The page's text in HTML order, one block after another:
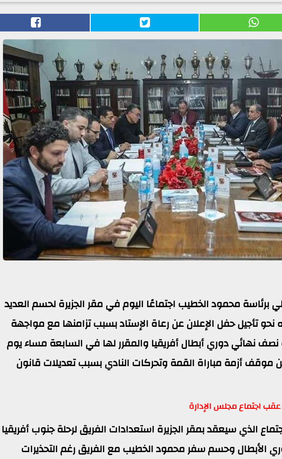
برئاسة محمود الخطيب اجتماعًا اليوم في مقر الجزيرة لحسم العديد
نحو تأجيل حفل الإعلان عن رعاة الإستاد بسبب تزامنها مع مواجهة
نصف نهائي دوري أبطال أفريقيا والمقرر لها في السابعة مساء يوم
عن موقف أزمة مباراة القمة وتحركات النادي بسبب تعديلات قانون
اجتماع مجلس الإدارة
الذي سيعقد بمقر الجزيرة استعدادات الفريق لرحلة جنوب أفريقيا
الأبطال وحسم سفر محمود الخطيب مع الفريق رغم التحذيرات